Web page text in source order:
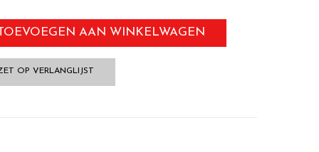
AAN WINKELWAGEN
OP VERLANGLIJST